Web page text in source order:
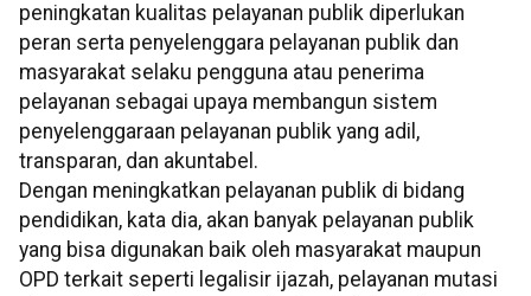
peningkatan kualitas pelayanan publik diperlukan
peran serta penyelenggara pelayanan publik dan
masyarakat selaku pengguna atau penerima
pelayanan sebagai upaya membangun sistem
penyelenggaraan pelayanan publik yang adil,
transparan, dan akuntabel.
Dengan meningkatkan pelayanan publik di bidang
pendidikan, kata dia, akan banyak pelayanan publik
yang bisa digunakan baik oleh masyarakat maupun
OPD terkait seperti legalisir ijazah, pelayanan mutasi